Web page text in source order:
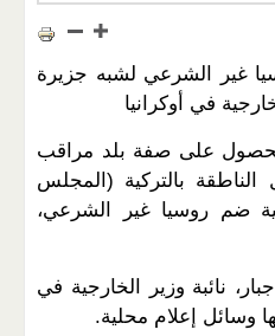
غير الشرعي لشبه جزيرة
في أوكرانيا
الحصول على صفة بلد مراقب
بالتركية (المجلس
ضم روسيا غير الشرعي،
نائبة وزير الخارجية في
وسائل إعلام محلية.